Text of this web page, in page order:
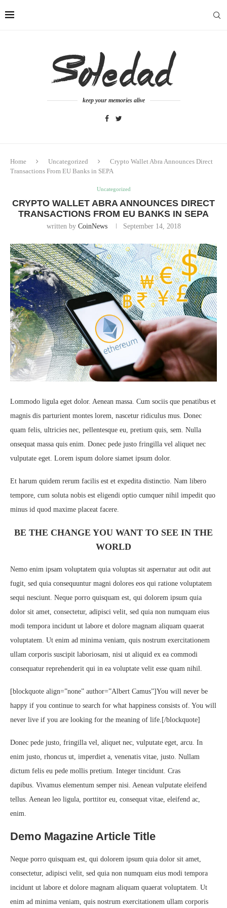
keep your memories alive
Home Uncategorized
Crypto Wallet Abra Announces Direct
Transactions From EU Banks in SEPA
Uncategorized
CRYPTO WALLET ABRA ANNOUNCES DIRECT
TRANSACTIONS FROM EU BANKS IN SEPA
written by CoinNews September 14, 2018
Lommodo ligula eget dolor. Aenean massa. Cum sociis que penatibus et
magnis dis parturient montes lorem, nascetur ridiculus mus. Donec
quam felis, ultricies nec, pellentesque eu, pretium quis, sem. Nulla
onsequat massa quis enim. Donec pede justo fringilla vel aliquet nec
vulputate eget. Lorem ispum dolore siamet ipsum dolor.
Et harum quidem rerum facilis est et expedita distinctio. Nam libero
tempore, cum soluta nobis est eligendi optio cumquer nihil impedit quo
minus id quod maxime placeat facere.
BE THE CHANGE YOU WANT TO SEE IN THE
WORLD
Nemo enim ipsam voluptatem quia voluptas sit aspernatur aut odit aut
fugit, sed quia consequuntur magni dolores eos qui ratione voluptatem
sequi nesciunt. Neque porro quisquam est, qui dolorem ipsum quia
dolor sit amet, consectetur, adipisci velit, sed quia non numquam eius
modi tempora incidunt ut labore et dolore magnam aliquam quaerat
voluptatem. Ut enim ad minima veniam, quis nostrum exercitationem
ullam corporis suscipit laboriosam, nisi ut aliquid ex ea commodi
consequatur reprehenderit qui in ea voluptate velit esse quam nihil.
[blockquote align=”none” author=”Albert Camus”]You will never be
happy if you continue to search for what happiness consists of. You will
never live if you are looking for the meaning of life. [/blockquote]
Donec pede justo, fringilla vel, aliquet nec, vulputate eget, arcu. In
enim justo, rhoncus ut, imperdiet a, venenatis vitae, justo. Nullam
dictum felis eu pede mollis pretium. Integer tincidunt. Cras
dapibus. Vivamus elementum semper nisi. Aenean vulputate eleifend
tellus. Aenean leo ligula, porttitor eu, consequat vitae, eleifend ac,
enim.
Demo Magazine Article Title
Neque porro quisquam est, qui dolorem ipsum quia dolor sit amet,
consectetur, adipisci velit, sed quia non numquam eius modi tempora
incidunt ut labore et dolore magnam aliquam quaerat voluptatem. Ut
enim ad minima veniam, quis nostrum exercitationem ullam corporis